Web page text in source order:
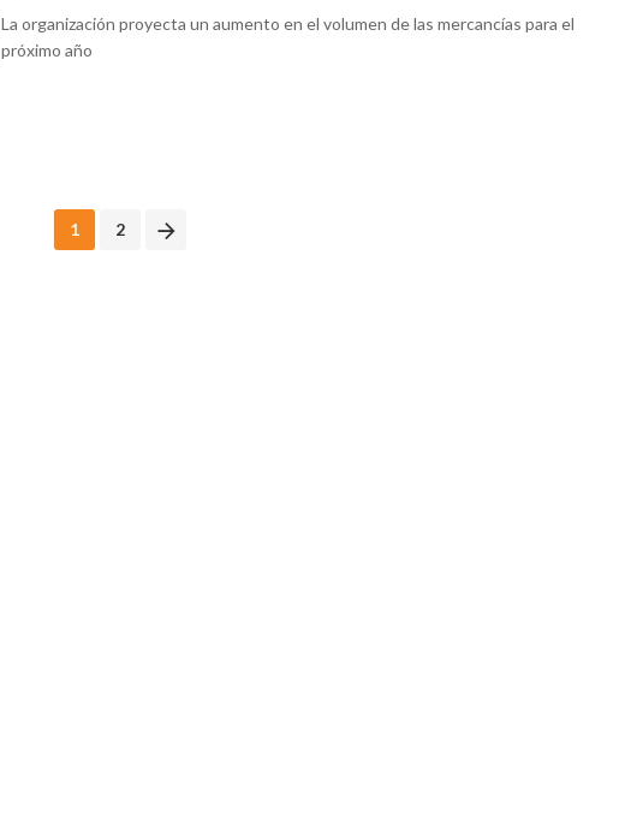
La organización proyecta un aumento en el volumen de las mercancías para el
próximo año
1 2